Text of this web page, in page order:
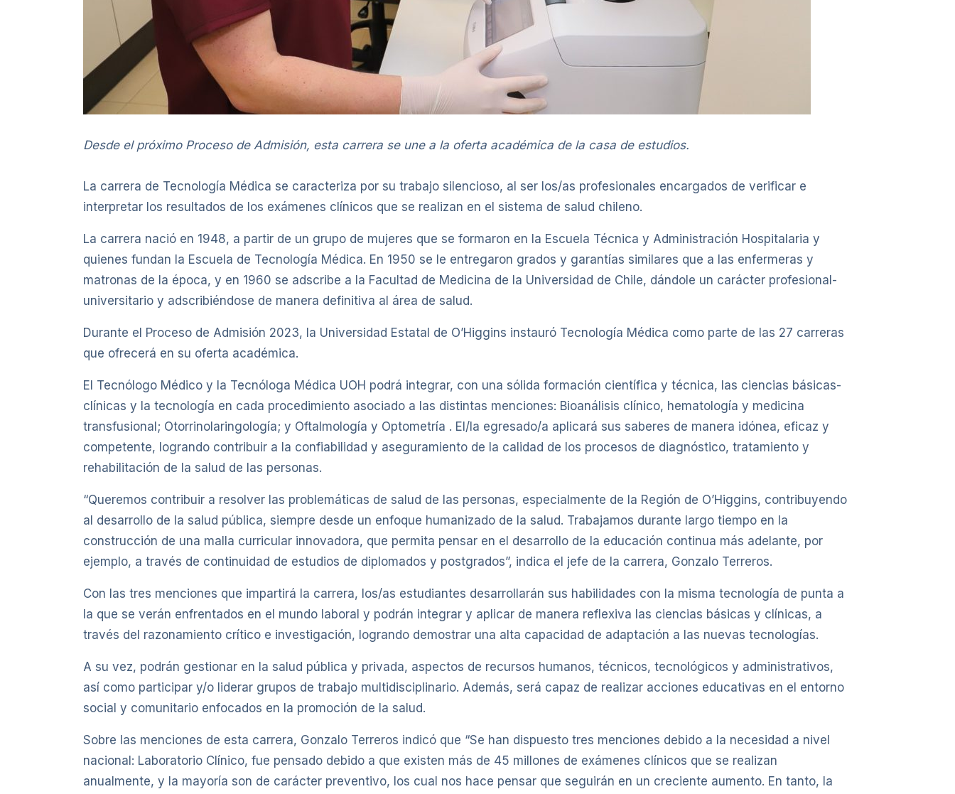
Desde el próximo Proceso de Admisión, esta carrera se une a la oferta académica de la casa de estudios.
La carrera de Tecnología Médica se caracteriza por su trabajo silencioso, al ser los/as profesionales encargados de verificar e
interpretar los resultados de los exámenes clínicos que se realizan en el sistema de salud chileno.
La carrera nació en 1948, a partir de un grupo de mujeres que se formaron en la Escuela Técnica y Administración Hospitalaria y
quienes fundan la Escuela de Tecnología Médica. En 1950 se le entregaron grados y garantías similares que a las enfermeras y
matronas de la época, y en 1960 se adscribe a la Facultad de Medicina de la Universidad de Chile, dándole un carácter profesional-
universitario y adscribiéndose de manera definitiva al área de salud.
Durante el Proceso de Admisión 2023, la Universidad Estatal de O’Higgins instauró Tecnología Médica como parte de las 27 carreras
que ofrecerá en su oferta académica.
El Tecnólogo Médico y la Tecnóloga Médica UOH podrá integrar, con una sólida formación científica y técnica, las ciencias básicas-
clínicas y la tecnología en cada procedimiento asociado a las distintas menciones: Bioanálisis clínico, hematología y medicina
transfusional; Otorrinolaringología; y Oftalmología y Optometría . El/la egresado/a aplicará sus saberes de manera idónea, eficaz y
competente, logrando contribuir a la confiabilidad y aseguramiento de la calidad de los procesos de diagnóstico, tratamiento y
rehabilitación de la salud de las personas.
“Queremos contribuir a resolver las problemáticas de salud de las personas, especialmente de la Región de O’Higgins, contribuyendo
al desarrollo de la salud pública, siempre desde un enfoque humanizado de la salud. Trabajamos durante largo tiempo en la
construcción de una malla curricular innovadora, que permita pensar en el desarrollo de la educación continua más adelante, por
ejemplo, a través de continuidad de estudios de diplomados y postgrados”, indica el jefe de la carrera, Gonzalo Terreros.
Con las tres menciones que impartirá la carrera, los/as estudiantes desarrollarán sus habilidades con la misma tecnología de punta a
la que se verán enfrentados en el mundo laboral y podrán integrar y aplicar de manera reflexiva las ciencias básicas y clínicas, a
través del razonamiento crítico e investigación, logrando demostrar una alta capacidad de adaptación a las nuevas tecnologías.
A su vez, podrán gestionar en la salud pública y privada, aspectos de recursos humanos, técnicos, tecnológicos y administrativos,
así como participar y/o liderar grupos de trabajo multidisciplinario. Además, será capaz de realizar acciones educativas en el entorno
social y comunitario enfocados en la promoción de la salud.
Sobre las menciones de esta carrera, Gonzalo Terreros indicó que “Se han dispuesto tres menciones debido a la necesidad a nivel
nacional: Laboratorio Clínico, fue pensado debido a que existen más de 45 millones de exámenes clínicos que se realizan
anualmente, y la mayoría son de carácter preventivo, los cual nos hace pensar que seguirán en un creciente aumento. En tanto, la